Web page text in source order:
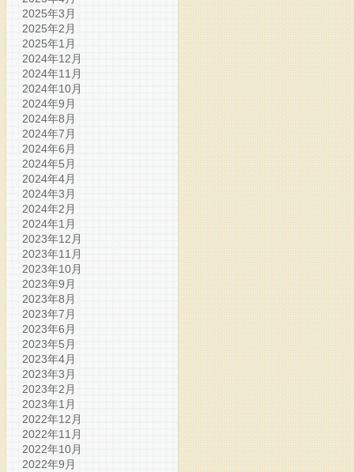
2025年3月
2025年2月
2025年1月
2024年12月
2024年11月
2024年10月
2024年9月
2024年8月
2024年7月
2024年6月
2024年5月
2024年4月
2024年3月
2024年2月
2024年1月
2023年12月
2023年11月
2023年10月
2023年9月
2023年8月
2023年7月
2023年6月
2023年5月
2023年4月
2023年3月
2023年2月
2023年1月
2022年12月
2022年11月
2022年10月
2022年9月